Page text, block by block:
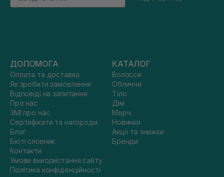
ДОПОМОГА
Оплата та доставка
Як зробити замовлення
Відповіді на запитання
Про нас
ЗМІ про нас
Сертифікати та нагороди
Блог
Бюті словник
Контакти
Умови використання сайту
Політика конфіденційності
КАТАЛОГ
Волосся
Обличчя
Тіло
Дім
Мерч
Новинки
Акції та знижки
Бренди